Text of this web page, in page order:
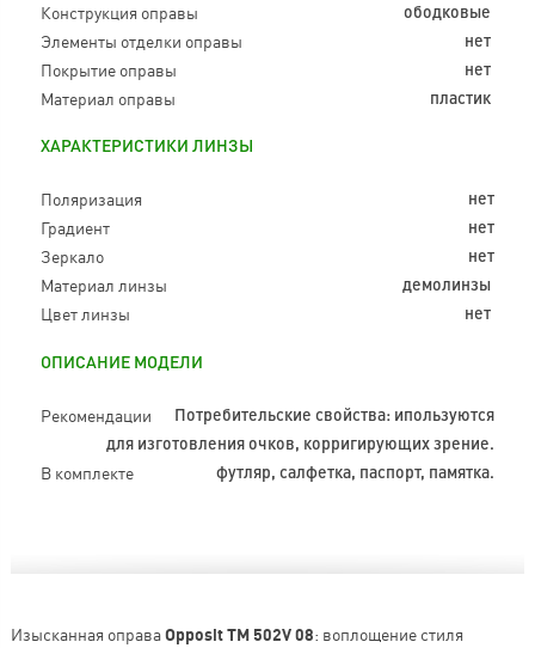
Конструкция оправы ободковые
Элементы отделки оправы нет
Покрытие оправы нет
Материал оправы пластик
ХАРАКТЕРИСТИКИ ЛИНЗЫ
Поляризация нет
Градиент нет
Зеркало нет
Материал линзы демолинзы
Цвет линзы нет
ОПИСАНИЕ МОДЕЛИ
Рекомендации
Потребительские свойства: ипользуются
для изготовления очков, корригирующих зрение.
В комплекте футляр, салфетка, паспорт, памятка.
Изысканная оправаOpposit TM 502V 08: воплощение стиля